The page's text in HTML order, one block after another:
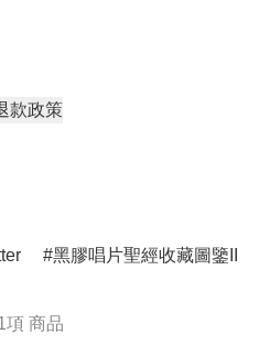
款政策
黑膠唱片聖經收藏圖鑒II
項 商品